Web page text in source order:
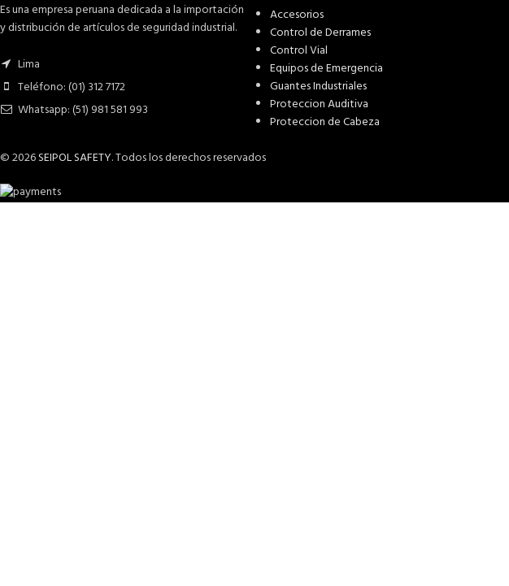
Es una empresa peruana dedicada a la importación
y distribución de artículos de seguridad industrial.
Lima
Teléfono: (01) 312 7172
Whatsapp: (51) 981 581 993
Accesorios
Control de Derrames
Control Vial
Equipos de Emergencia
Guantes Industriales
Proteccion Auditiva
Proteccion de Cabeza
© 2026SEIPOL SAFETY. Todos los derechos reservados